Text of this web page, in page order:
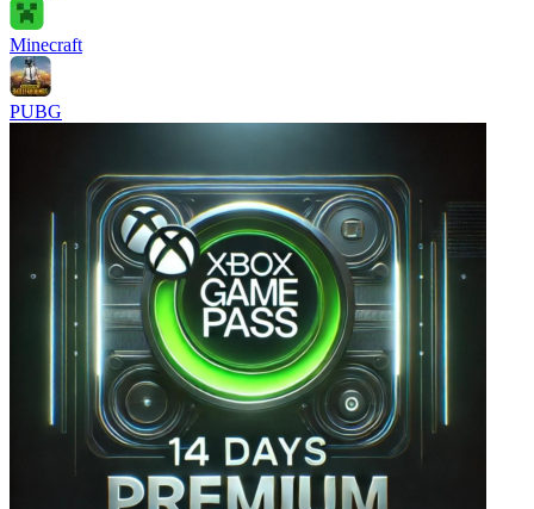
Minecraft
PUBG